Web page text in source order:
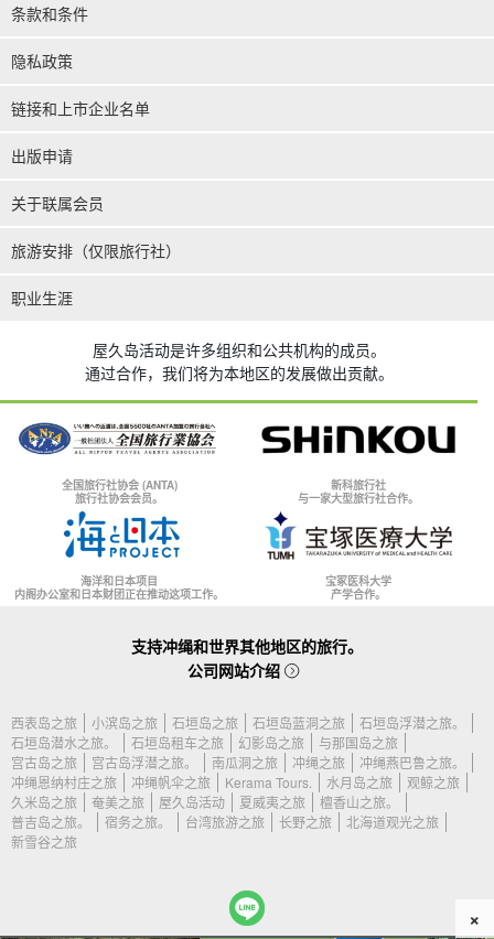
条款和条件
隐私政策
链接和上市企业名单
出版申请
关于联属会员
旅游安排（仅限旅行社）
职业生涯
屋久岛活动是许多组织和公共机构的成员。
通过合作，我们将为本地区的发展做出贡献。
全国旅行社协会 (ANTA)
旅行社协会会员。
新科旅行社
与一家大型旅行社合作。
海洋和日本项目
内阁办公室和日本财团正在推动这项工作。
宝冢医科大学
产学合作。
支持冲绳和世界其他地区的旅行。
公司网站介绍
西表岛之旅 小滨岛之旅 石垣岛之旅 石垣岛蓝洞之旅
石垣岛浮潜之旅。
石垣岛潜水之旅。
石垣岛租车之旅 幻影岛之旅
与那国岛之旅
宫古岛之旅
宫古岛浮潜之旅。 南瓜洞之旅 冲绳之旅
冲绳燕巴鲁之旅。
冲绳恩纳村庄之旅
冲绳帆伞之旅 Kerama Tours. 水月岛之旅
观鲸之旅
久米岛之旅
奄美之旅 屋久岛活动 夏威夷之旅
檀香山之旅。
普吉岛之旅。
宿务之旅。 台湾旅游之旅 长野之旅
北海道观光之旅
新雪谷之旅
×